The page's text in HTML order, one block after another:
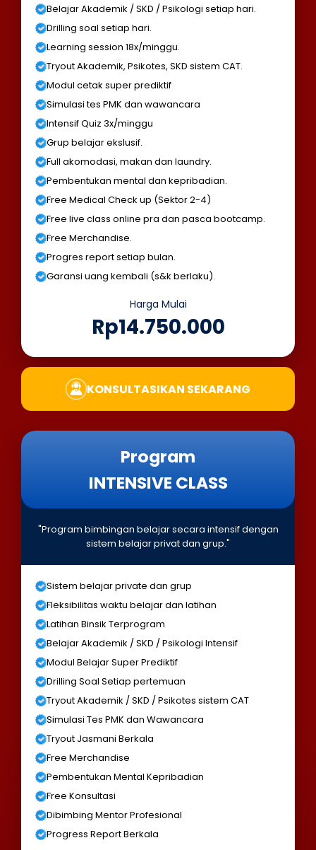
Belajar Akademik / SKD / Psikologi setiap hari.
Drilling soal setiap hari.
Learning session 18x/minggu.
Tryout Akademik, Psikotes, SKD sistem CAT.
Modul cetak super prediktif
Simulasi tes PMK dan wawancara
Intensif Quiz 3x/minggu
Grup belajar ekslusif.
Full akomodasi, makan dan laundry.
Pembentukan mental dan kepribadian.
Free Medical Check up (Sektor 2-4)
Free live class online pra dan pasca bootcamp.
Free Merchandise.
Progres report setiap bulan.
Garansi uang kembali (s&k berlaku).
Harga Mulai
Rp14.750.000
KONSULTASIKAN SEKARANG
Program
INTENSIVE CLASS
"Program bimbingan belajar secara intensif dengan
sistem belajar privat dan grup."
Sistem belajar private dan grup
Fleksibilitas waktu belajar dan latihan
Latihan Binsik Terprogram
Belajar Akademik / SKD / Psikologi Intensif
Modul Belajar Super Prediktif
Drilling Soal Setiap pertemuan
Tryout Akademik / SKD / Psikotes sistem CAT
Simulasi Tes PMK dan Wawancara
Tryout Jasmani Berkala
Free Merchandise
Pembentukan Mental Kepribadian
Free Konsultasi
Dibimbing Mentor Profesional
Progress Report Berkala